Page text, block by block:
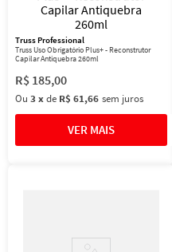
Truss Professional
Truss Uso Obrigatório Plus+ - Reconstrutor
Capilar Antiquebra 260ml
R$ 185,00
Ou 3 xde R$ 61,66 sem juros